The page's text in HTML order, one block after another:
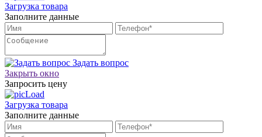
Загрузка товара
Заполните данные
Задать вопрос
Закрыть окно
Запросить цену
Загрузка товара
Заполните данные